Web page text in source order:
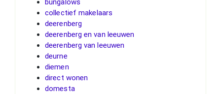
collectief makelaars
deerenberg
deerenberg en van leeuwen
deerenberg van leeuwen
deurne
diemen
direct wonen
domesta